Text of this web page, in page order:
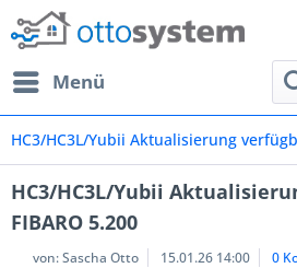
Menü
HC3/HC3L/Yubii Aktualisierung
HC3/HC3L/Yubii
FIBARO 5.200
von:Sascha Otto 15.01.26 14:00 0